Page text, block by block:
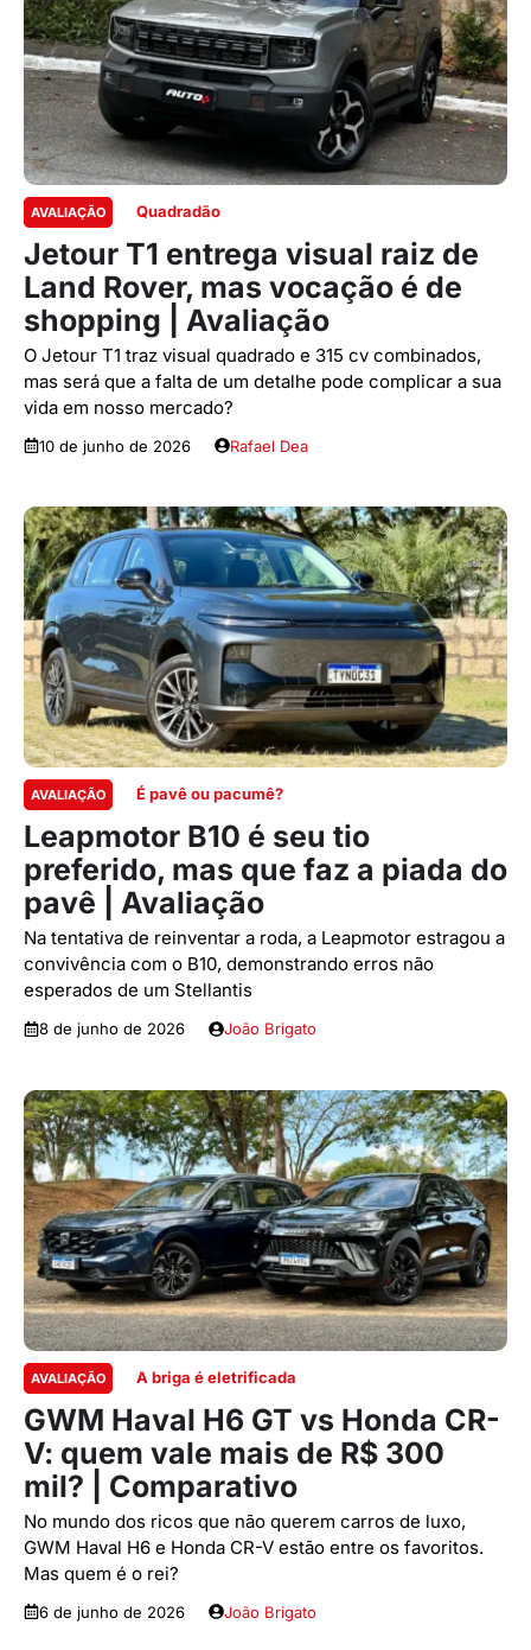
AVALIAÇÃO Quadradão
Jetour T1 entrega visual raiz de
Land Rover, mas vocação é de
shopping | Avaliação
O Jetour T1 traz visual quadrado e 315 cv combinados,
mas será que a falta de um detalhe pode complicar a sua
vida em nosso mercado?
10 de junho de 2026 Rafael Dea
AVALIAÇÃO É pavê ou pacumê?
Leapmotor B10 é seu tio
preferido, mas que faz a piada do
pavê | Avaliação
Na tentativa de reinventar a roda, a Leapmotor estragou a
convivência com o B10, demonstrando erros não
esperados de um Stellantis
8 de junho de 2026 João Brigato
AVALIAÇÃO A briga é eletrificada
GWM Haval H6 GT vs Honda CR-
V: quem vale mais de R$ 300
mil? | Comparativo
No mundo dos ricos que não querem carros de luxo,
GWM Haval H6 e Honda CR-V estão entre os favoritos.
Mas quem é o rei?
6 de junho de 2026 João Brigato